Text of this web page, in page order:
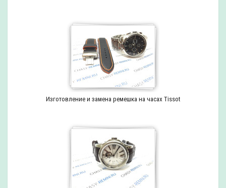
Изготовление и замена ремешка на часах Tissot